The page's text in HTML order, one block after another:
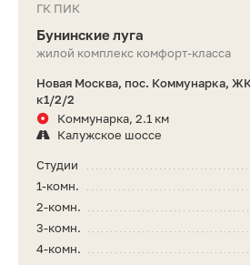
ГК ПИК
Бунинские луга
жилой комплекс комфорт-класса
Новая Москва, пос. Коммунарка,
к1/2/2
Коммунарка, 2.1 км
Калужское шоссе
Студии
1-комн.
2-комн.
3-комн.
4-комн.